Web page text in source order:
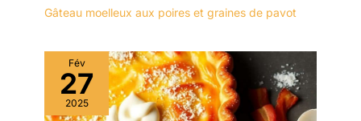
service mesure L 35,3 ×
et afficher du fromage,
des gâteaux, de la
viande, des fruits, des
biscuits, des collations et
Gâteau moelleux aux poires et graines de pavot
Fév
27
2025